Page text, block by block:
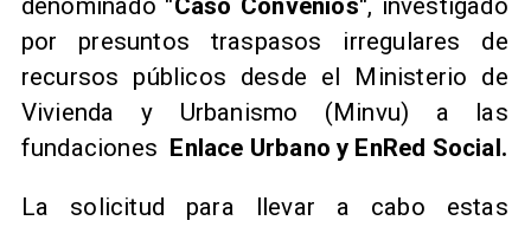
por presuntos traspasos irregulares de
recursos públicos desde el Ministerio de
Vivienda y Urbanismo (Minvu) a las
fundaciones Enlace Urbano y EnRed Social.
​La solicitud para llevar a cabo estas